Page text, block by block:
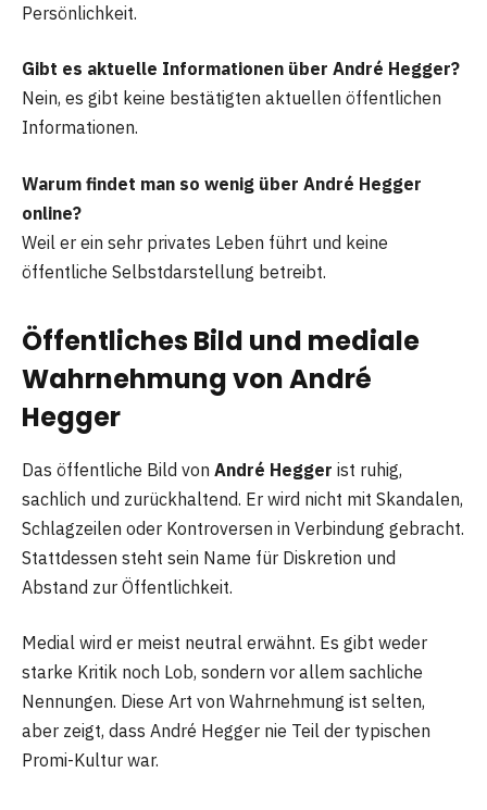
Persönlichkeit.
Gibt es aktuelle Informationen über André Hegger?
Nein, es gibt keine bestätigten aktuellen öffentlichen
Informationen.
Warum findet man so wenig über André Hegger
online?
Weil er ein sehr privates Leben führt und keine
öffentliche Selbstdarstellung betreibt.
Öffentliches Bild und mediale
Wahrnehmung von André
Hegger
Das öffentliche Bild von André Hegger ist ruhig,
sachlich und zurückhaltend. Er wird nicht mit Skandalen,
Schlagzeilen oder Kontroversen in Verbindung gebracht.
Stattdessen steht sein Name für Diskretion und
Abstand zur Öffentlichkeit.
Medial wird er meist neutral erwähnt. Es gibt weder
starke Kritik noch Lob, sondern vor allem sachliche
Nennungen. Diese Art von Wahrnehmung ist selten,
aber zeigt, dass André Hegger nie Teil der typischen
Promi-Kultur war.